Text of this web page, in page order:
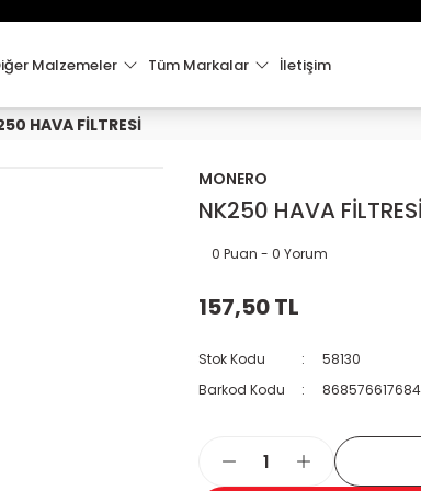
ÜZERİ KARGO ÜCRETSİZ !
Malzemeler Tüm Markalar İletişim
HAVA FİLTRESİ
MONERO
NK250 HAVA FİLTRESİ
0 Puan - 0 Yorum
157,50 TL
Stok Kodu 58130
Barkod Kodu